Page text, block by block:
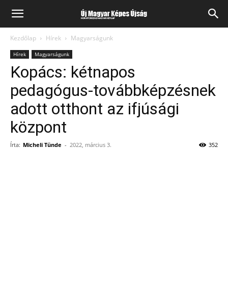
Kezdőlap Hírek Magyarságunk
Hírek Magyarságunk
Kopács: kétnapos
pedagógus-továbbképzésnek
adott otthont az ifjúsági
központ
Írta: Micheli Tünde - 2022, március 3. 352